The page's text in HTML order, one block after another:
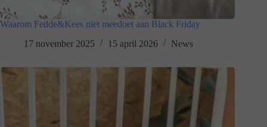
Waarom Fedde&Kees niet meedoet aan Black Friday
17 november 2025
15 april 2026 News